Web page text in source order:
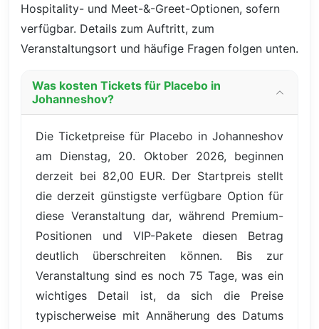
Hospitality- und Meet-&-Greet-Optionen, sofern
verfügbar. Details zum Auftritt, zum
Veranstaltungsort und häufige Fragen folgen unten.
Was kosten Tickets für Placebo in
Johanneshov?
Die Ticketpreise für Placebo in Johanneshov
am Dienstag, 20. Oktober 2026, beginnen
derzeit bei 82,00 EUR. Der Startpreis stellt
die derzeit günstigste verfügbare Option für
diese Veranstaltung dar, während Premium-
Positionen und VIP-Pakete diesen Betrag
deutlich überschreiten können. Bis zur
Veranstaltung sind es noch 75 Tage, was ein
wichtiges Detail ist, da sich die Preise
typischerweise mit Annäherung des Datums